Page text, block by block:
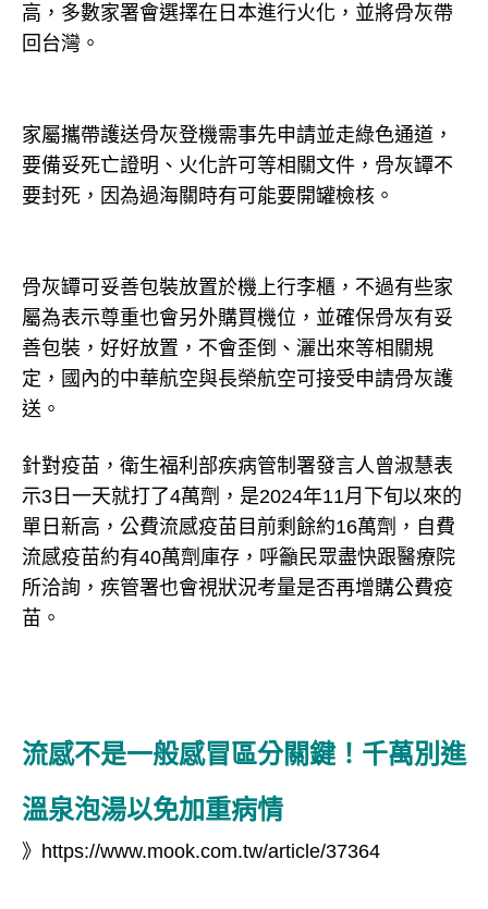
高，多數家署會選擇在日本進行火化，並將骨灰帶
回台灣。
家屬攜帶護送骨灰登機需事先申請並走綠色通道，
要備妥死亡證明、火化許可等相關文件，骨灰罈不
要封死，因為過海關時有可能要開罐檢核。
骨灰罈可妥善包裝放置於機上行李櫃，不過有些家
屬為表示尊重也會另外購買機位，並確保骨灰有妥
善包裝，好好放置，不會歪倒、灑出來等相關規
定，國內的中華航空與長榮航空可接受申請骨灰護
送。
針對疫苗，衛生福利部疾病管制署發言人曾淑慧表
示3日一天就打了4萬劑，是2024年11月下旬以來的
單日新高，公費流感疫苗目前剩餘約16萬劑，自費
流感疫苗約有40萬劑庫存，呼籲民眾盡快跟醫療院
所洽詢，疾管署也會視狀況考量是否再增購公費疫
苗。
流感不是一般感冒區分關鍵！千萬別進
溫泉泡湯以免加重病情
》 https://www.mook.com.tw/article/37364